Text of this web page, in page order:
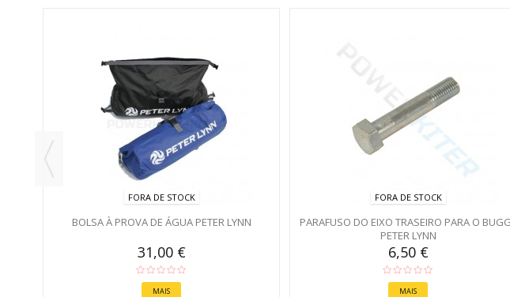
FORA DE STOCK
BOLSA À PROVA DE ÁGUA PETER LYNN
31,00 €
MAIS
FORA DE STOCK
PARAFUSO DO EIXO TRASEIRO PARA O
PETER LYNN
6,50 €
MAIS